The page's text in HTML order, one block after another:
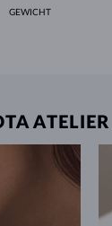
GEWICHT
ATELIER